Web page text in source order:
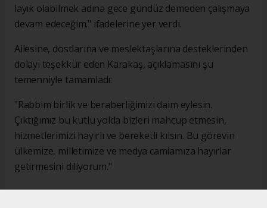
layık olabilmek adına gece gündüz demeden çalışmaya
devam edeceğim." ifadelerine yer verdi.
Ailesine, dostlarına ve meslektaşlarına desteklerinden
dolayı teşekkür eden Karakaş, açıklamasını şu
temenniyle tamamladı:
"Rabbim birlik ve beraberliğimizi daim eylesin.
Çıktığımız bu kutlu yolda bizleri mahcup etmesin,
hizmetlerimizi hayırlı ve bereketli kılsın. Bu görevin
ülkemize, milletimize ve medya camiamıza hayırlar
getirmesini diliyorum."